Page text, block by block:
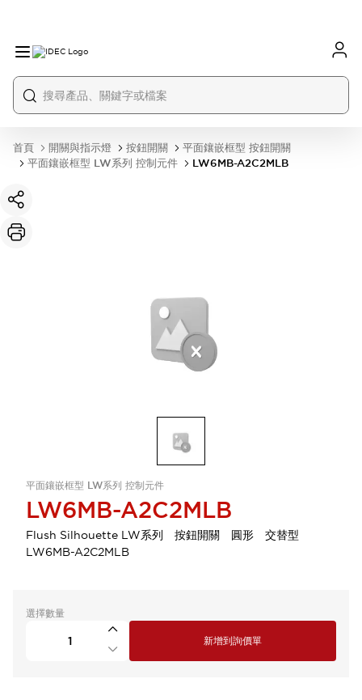
首頁 開關與指示燈 按鈕開關
平面鑲嵌框型 按鈕開關
平面鑲嵌框型 LW系列 控制元件
LW6MB-A2C2MLB
平面鑲嵌框型 LW系列 控制元件
LW6MB-A2C2MLB
Flush Silhouette LW系列 按鈕開關 圓形 交替型
LW6MB-A2C2MLB
選擇數量
新增到詢價單